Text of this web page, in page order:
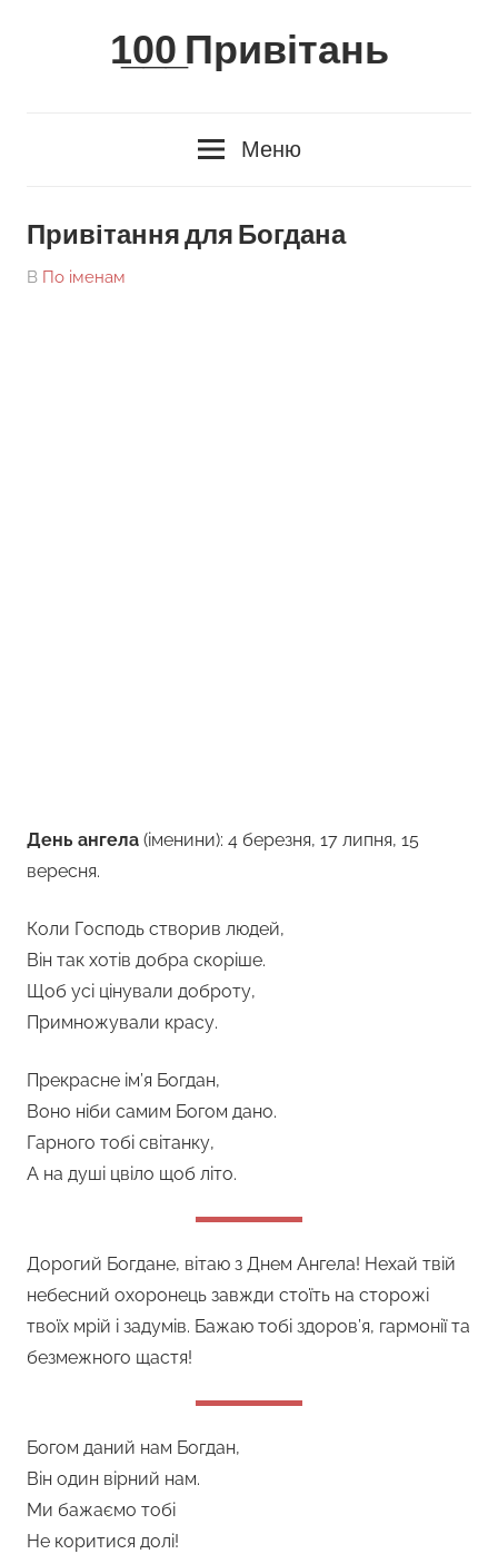
1̲0̲0̲ Привітань
Меню
Привітання для Богдана
On
By
В По іменам
День ангела (іменини): 4 березня, 17 липня, 15
вересня.
Коли Господь створив людей,
Він так хотів добра скоріше.
Щоб усі цінували доброту,
Примножували красу.
Прекрасне ім’я Богдан,
Воно ніби самим Богом дано.
Гарного тобі світанку,
А на душі цвіло щоб літо.
Дорогий Богдане, вітаю з Днем Ангела! Нехай твій
небесний охоронець завжди стоїть на сторожі
твоїх мрій і задумів. Бажаю тобі здоров’я, гармонії та
безмежного щастя!
Богом даний нам Богдан,
Він один вірний нам.
Ми бажаємо тобі
Не коритися долі!